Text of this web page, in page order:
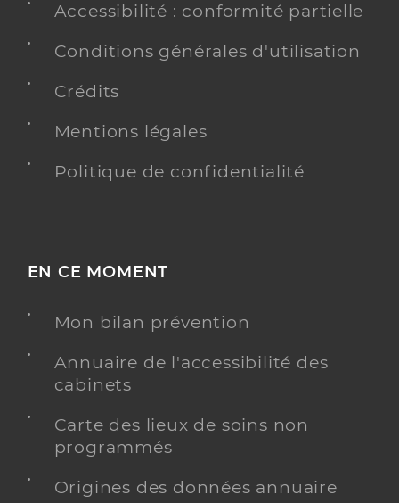
Accessibilité : conformité partielle
Conditions générales d'utilisation
Crédits
Mentions légales
Politique de confidentialité
EN CE MOMENT
Mon bilan prévention
Annuaire de l'accessibilité des
cabinets
Carte des lieux de soins non
programmés
Origines des données annuaire